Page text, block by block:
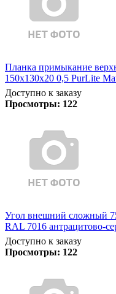
Планка примыкание
150х130х20 0,5 PurLite
Доступно к заказу
Просмотры: 122
Угол внешний сложный
RAL 7016 антрацитово-
Доступно к заказу
Просмотры: 122